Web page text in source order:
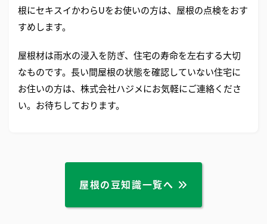
根にセキスイかわらUをお使いの方は、屋根の点検をおす
すめします。
屋根材は雨水の浸入を防ぎ、住宅の寿命を左右する大切
なものです。長い間屋根の状態を確認していない住宅に
お住いの方は、株式会社ハジメにお気軽にご連絡くださ
い。お待ちしております。
屋根の豆知識一覧へ